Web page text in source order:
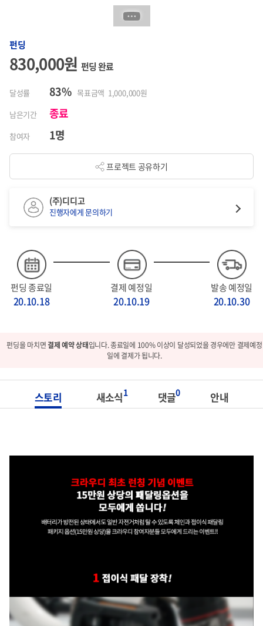
펀딩
830,000원 펀딩 완료
달성률 83% 목표금액 1,000,000원
남은기간
종료
참여자 1명
프로젝트 공유하기
펀딩 종료일
20.10.18
결제 예정일
20.10.19
발송 예정일
20.10.30
(주)디디고
진행자에게 문의하기
펀딩을 마치면결제 예약 상태입니다. 종료일에 100% 이상이 달성되었을 경우에만 결제예정
일에 결제가 됩니다.
스토리 새소식1 댓글0 안내